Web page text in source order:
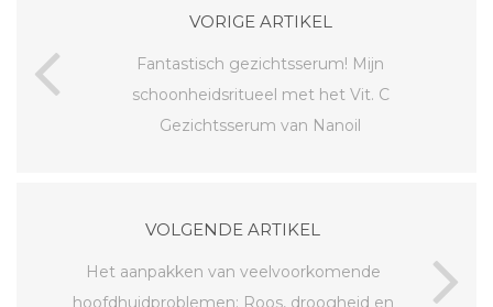
VORIGE ARTIKEL
Fantastisch gezichtsserum! Mijn
schoonheidsritueel met het Vit. C
Gezichtsserum van Nanoil
VOLGENDE ARTIKEL
Het aanpakken van veelvoorkomende
hoofdhuidproblemen: Roos, droogheid en